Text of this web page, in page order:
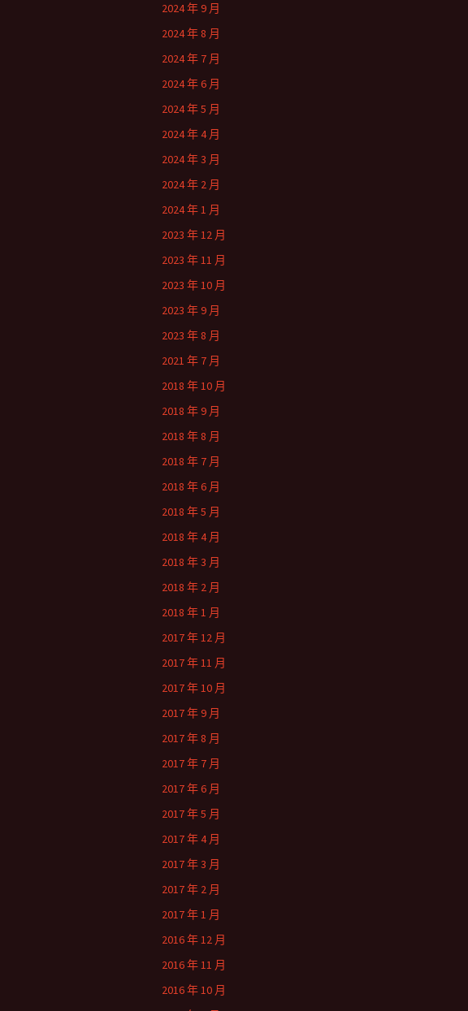
2024 年 9 月
2024 年 8 月
2024 年 7 月
2024 年 6 月
2024 年 5 月
2024 年 4 月
2024 年 3 月
2024 年 2 月
2024 年 1 月
2023 年 12 月
2023 年 11 月
2023 年 10 月
2023 年 9 月
2023 年 8 月
2021 年 7 月
2018 年 10 月
2018 年 9 月
2018 年 8 月
2018 年 7 月
2018 年 6 月
2018 年 5 月
2018 年 4 月
2018 年 3 月
2018 年 2 月
2018 年 1 月
2017 年 12 月
2017 年 11 月
2017 年 10 月
2017 年 9 月
2017 年 8 月
2017 年 7 月
2017 年 6 月
2017 年 5 月
2017 年 4 月
2017 年 3 月
2017 年 2 月
2017 年 1 月
2016 年 12 月
2016 年 11 月
2016 年 10 月